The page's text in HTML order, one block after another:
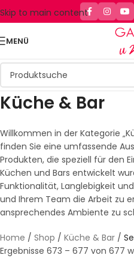
Skip to main content
MENÜ
Küche & Bar
Willkommen in der Kategorie
finden Sie eine umfassende
Produkten, die speziell für den
Küchen und Bars entwickelt
Funktionalität, Langlebigkeit
und Ihrem Team die Arbeit zu
ansprechendes Ambiente zu
Home / Shop / Küche & Bar /
Ergebnisse 673 – 677 von 677